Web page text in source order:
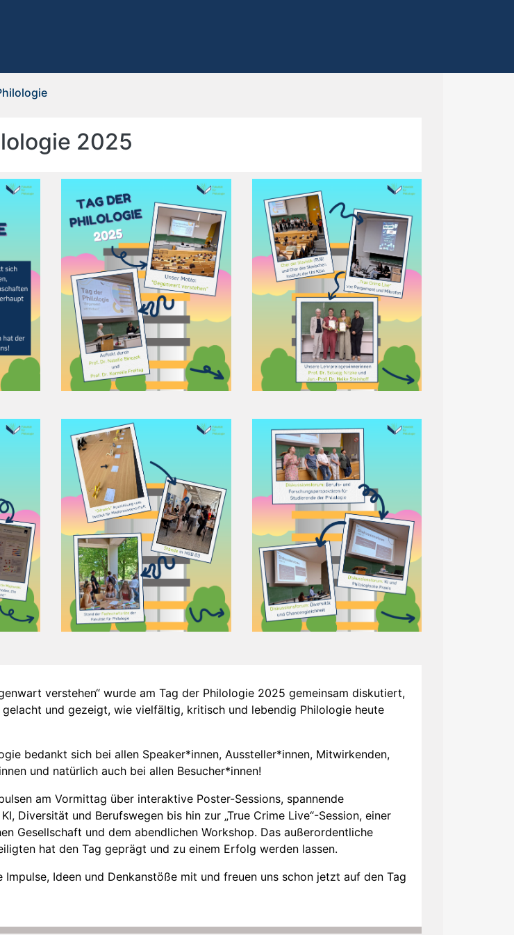
2025
verstehen“ wurde am Tag der Philologie 2025 gemeinsam diskutiert,
und gezeigt, wie vielfältig, kritisch und lebendig Philologie heute
bedankt sich bei allen Speaker*innen, Aussteller*innen, Mitwirkenden,
und natürlich auch bei allen Besucher*innen!
am Vormittag über interaktive Poster-Sessions, spannende
Diversität und Berufswegen bis hin zur „True Crime Live“-Session, einer
Gesellschaft und dem abendlichen Workshop. Das außerordentliche
hat den Tag geprägt und zu einem Erfolg werden lassen.
Impulse, Ideen und Denkanstöße mit und freuen uns schon jetzt auf den Tag